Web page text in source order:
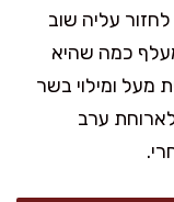
עליה שוב
כמה שהיא
מעל ומילוי בשר
ערב